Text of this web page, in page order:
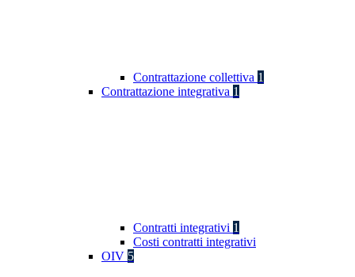
Contrattazione collettiva 1
Contrattazione integrativa 1
Contratti integrativi 1
Costi contratti integrativi
OIV 5